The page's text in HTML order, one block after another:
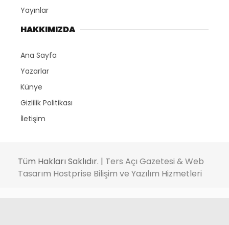
Yayınlar
HAKKIMIZDA
Ana Sayfa
Yazarlar
Künye
Gizlilik Politikası
İletişim
Tüm Hakları Saklıdır. | Ters Açı Gazetesi & Web
Tasarım Hostprise Bilişim ve Yazılım Hizmetleri